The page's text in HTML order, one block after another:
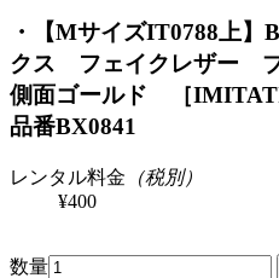
・【MサイズIT0788上】
クス フェイクレザー
側面ゴールド ［
品番BX0841
レンタル料金 （税別）
¥400
数量